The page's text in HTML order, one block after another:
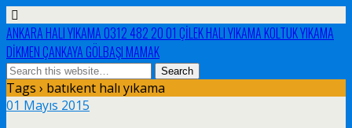
ANKARA HALI YIKAMA 0312 482 20 01 ÇİLEK HALI YIKAMA KOLTUK YIKAMA
DİKMEN ÇANKAYA GÖLBAŞI MAMAK
Tags › batıkent halı yıkama
01 Mayıs 2015